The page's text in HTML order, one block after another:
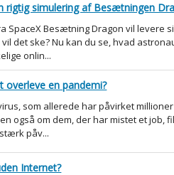
rigtig simulering af Besætningen
SpaceX Besætning Dragon vil levere
det ske? Nu kan du se, hvad
onlin...
overleve en pandemi?
som allerede har påvirket
også om dem, der har mistet et job,
påv...
Internet?